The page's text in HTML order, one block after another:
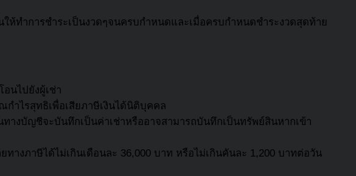
ห้ทำการชำระเป็นงวดๆจนครบกำหนดและเมื่อครบกำหนดชำระงวดสุดท้าย
นไปยังผู้เช่า
ำไรสุทธิเพื่อเสียภาษีเงินได้นิติบุคคล
างบัญชีจะบันทึกเป็นค่าเช่าหรืออาจสามารถบันทึกเป็นทรัพย์สินหากเข้า
งภาษีได้ไม่เกินเดือนละ 36,000 บาท หรือไม่เกินคันละ 1,200 บาทต่อวัน